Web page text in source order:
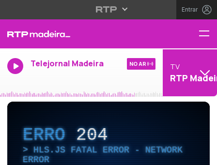
Entrar
Telejornal Madeira NO AR TV
RTP
ERRO204
HLS.JS FATAL ERROR - NETWORK
ERROR